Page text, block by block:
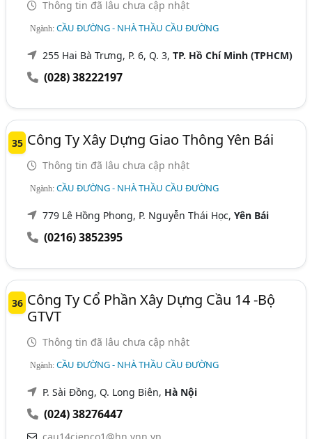
Thông tin đã lâu chưa cập nhật
Ngành:CẦU ĐƯỜNG - NHÀ THẦU CẦU ĐƯỜNG
255 Hai Bà Trưng, P. 6, Q. 3,TP. Hồ Chí Minh (TPHCM)
(028) 38222197
35 Công Ty Xây Dựng Giao Thông Yên Bái
Thông tin đã lâu chưa cập nhật
Ngành:CẦU ĐƯỜNG - NHÀ THẦU CẦU ĐƯỜNG
779 Lê Hồng Phong, P. Nguyễn Thái Học,Yên Bái
(0216) 3852395
36 Công Ty Cổ Phần Xây Dựng Cầu 14 -Bộ
GTVT
Thông tin đã lâu chưa cập nhật
Ngành:CẦU ĐƯỜNG - NHÀ THẦU CẦU ĐƯỜNG
P. Sài Đồng, Q. Long Biên, Hà Nội
(024) 38276447
cau14cienco1@hn.vnn.vn